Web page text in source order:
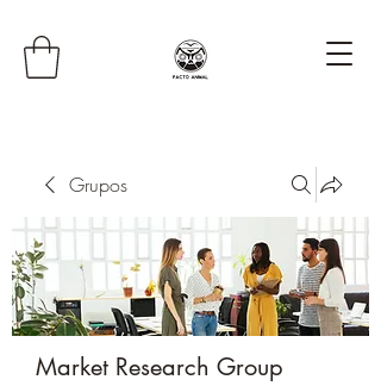
Grupos
Market Research Group